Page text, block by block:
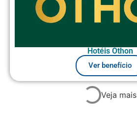
Hotéis Othon
Ver benefício
Veja mais